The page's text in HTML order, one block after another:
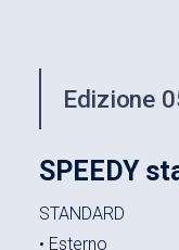
Edizione
SPEEDY
STANDARD
• Esterno